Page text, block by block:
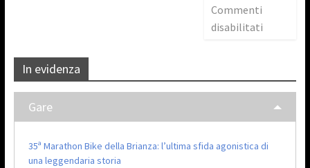
Commenti
disabilitati
In evidenza
Gare
35ª Marathon Bike della Brianza: l’ultima sfida agonistica di
una leggendaria storia